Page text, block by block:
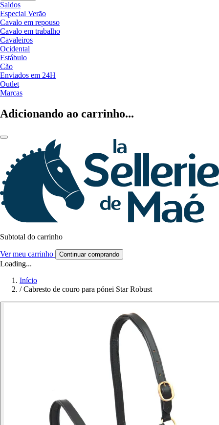
Saldos
Especial Verão
Cavalo em repouso
Cavalo em trabalho
Cavaleiros
Ocidental
Estábulo
Cão
Enviados em 24H
Outlet
Marcas
Adicionando ao carrinho...
Subtotal do carrinho
Ver meu carrinho Continuar comprando
Loading...
Início
/ Cabresto de couro para pónei Star Robust